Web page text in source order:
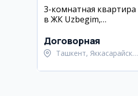
3-комнатная квартира
в ЖК Uzbegim,
Договорная
Ташкент, Яккасарайский